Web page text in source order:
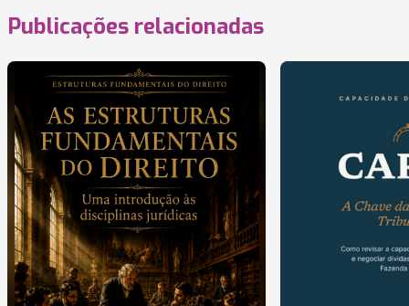
Publicações relacionadas